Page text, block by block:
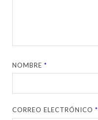
NOMBRE*
CORREO ELECTRÓNICO*